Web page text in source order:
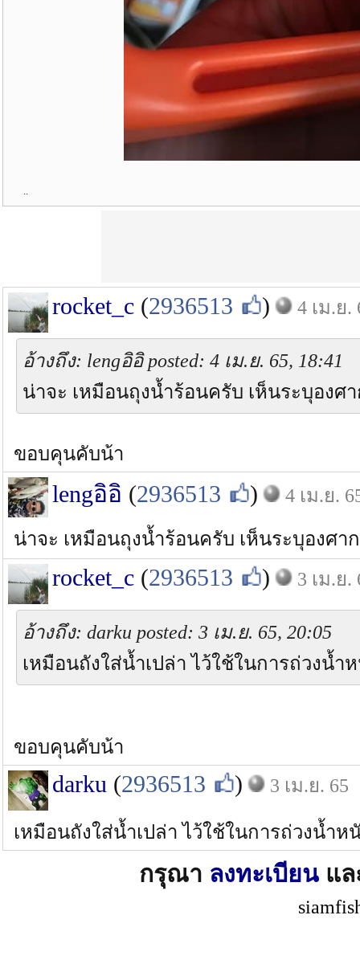
..
rocket_c (2936513 ) 4 เม.ย.
อ้างถึง: lengอิอิ posted: 4 เม.ย. 65, 18:41
น่าจะ เหมือนถุงน้ำร้อนครับ เห็นระบุองศ
ขอบคุนคับน้า
lengอิอิ (2936513 ) 4 เม.ย.
น่าจะ เหมือนถุงน้ำร้อนครับ เห็นระบุองศา
rocket_c (2936513 ) 3 เม.ย.
อ้างถึง: darku posted: 3 เม.ย. 65, 20:05
เหมือนถังใส่น้ำเปล่า ไว้ใช้ในการถ่วงน้
ขอบคุนคับน้า
darku (2936513 ) 3 เม.ย. 65
เหมือนถังใส่น้ำเปล่า ไว้ใช้ในการถ่วงน้ำ
กรุณา ลงทะเบียน แ